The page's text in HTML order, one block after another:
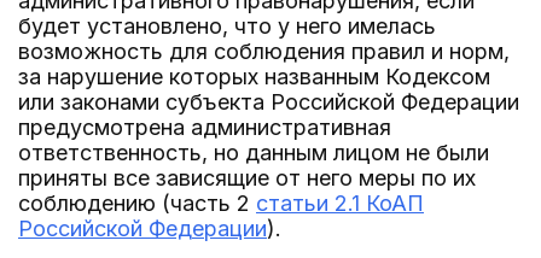
будет установлено, что у него имелась
возможность для соблюдения правил и норм,
за нарушение которых названным Кодексом
или законами субъекта Российской Федерации
предусмотрена административная
ответственность, но данным лицом не были
приняты все зависящие от него меры по их
соблюдению (часть 2 статьи 2.1 КоАП
Российской Федерации).